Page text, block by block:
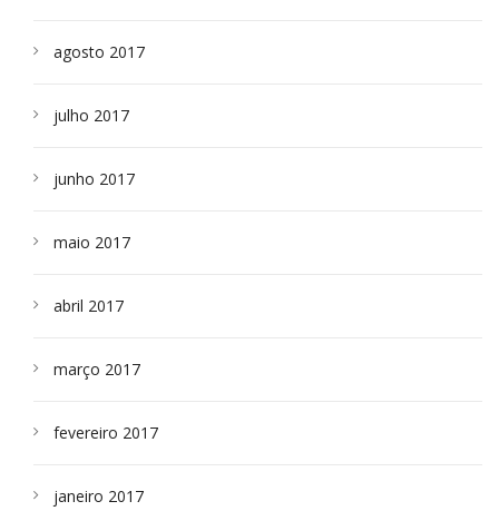
agosto 2017
julho 2017
junho 2017
maio 2017
abril 2017
março 2017
fevereiro 2017
janeiro 2017